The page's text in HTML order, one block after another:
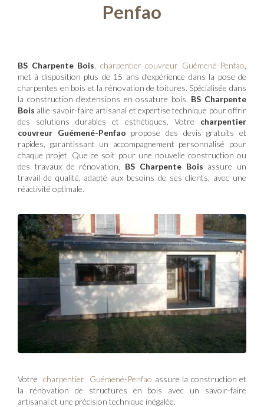
Penfao
BS Charpente Bois charpentier couvreur Guémené-Penfao
met à disposition plus de 15 ans d’expérience dans la pose de
charpentes en bois et la rénovation de toitures. Spécialisée dans
la construction d'extensions en ossature bois, BS Charpente
Bois allie savoir-faire artisanal et expertise technique pour offrir
des solutions durables et esthétiques. Votre charpentier
couvreur Guémené-Penfao propose des devis gratuits et
rapides, garantissant un accompagnement personnalisé pour
chaque projet. Que ce soit pour une nouvelle construction ou
des travaux de rénovation, BS Charpente Bois assure un
travail de qualité, adapté aux besoins de ses clients, avec une
réactivité optimale.
Votre charpentier Guémené-Penfao assure la construction et
la rénovation de structures en bois avec un savoir-faire
artisanal et une précision technique inégalée.